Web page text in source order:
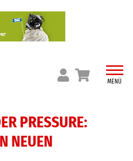
MENÜ
PRESSURE:
NEUEN